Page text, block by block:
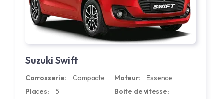
Suzuki Swift
Carrosserie:
Compacte
Places:
5
Moteur:
Essence
Boite de vitesse: